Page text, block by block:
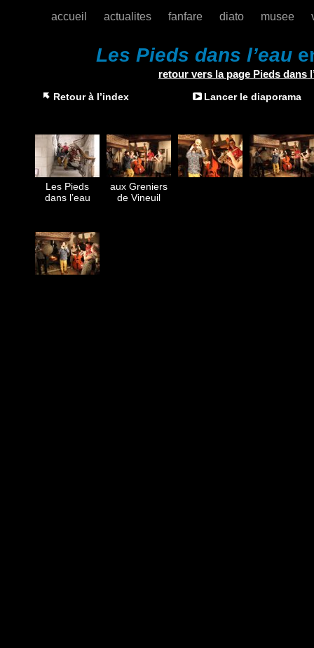
accueil actualites fanfare diato musee
Les Pieds
dans l’eau
aux Greniers
de Vineuil
Retour à l’index Lancer le diaporama
Les Pieds dans l’eau
retour vers la page Pieds dans